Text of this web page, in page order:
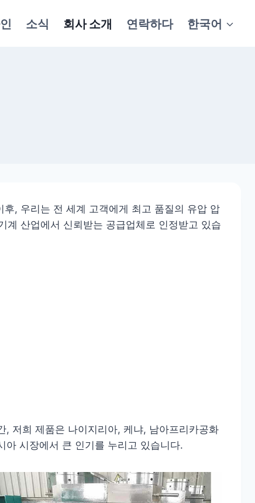
소식 회사 소개 연락하다 한국어
, 우리는 전 세계 고객에게 최고 품질의 유압 압
산업에서 신뢰받는 공급업체로 인정받고 있습
저희 제품은 나이지리아, 케냐, 남아프리카공화
시장에서 큰 인기를 누리고 있습니다.